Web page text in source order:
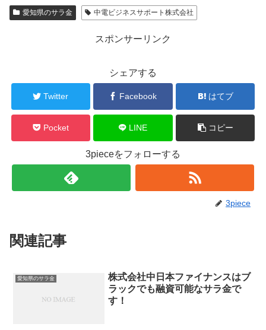
愛知県のサラ金 中電ビジネスサポート株式会社
スポンサーリンク
シェアする
Twitter Facebook はてブ
Pocket LINE コピー
3pieceをフォローする
3piece
関連記事
愛知県のサラ金
株式会社中日本ファイナンスはブ
ラックでも融資可能なサラ金で
す！